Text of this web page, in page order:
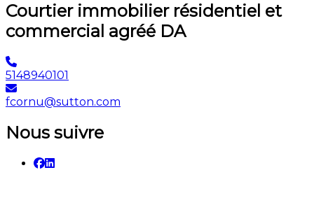
Courtier immobilier résidentiel et
commercial agréé DA
5148940101
fcornu@sutton.com
Nous suivre